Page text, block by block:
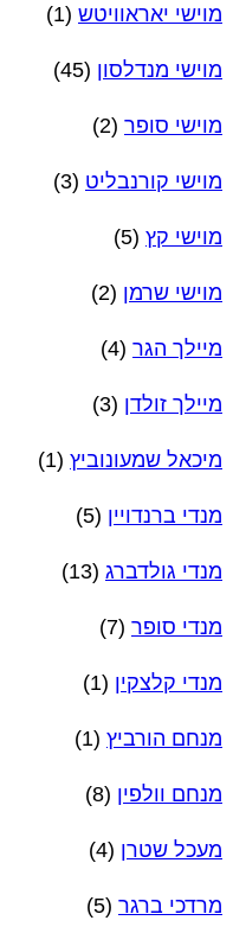
מוישי יאראוויטש (1)
מוישי מנדלסון (45)
מוישי סופר (2)
מוישי קורנבליט (3)
מוישי קץ (5)
מוישי שרמן (2)
מיילך הגר (4)
מיילך זולדן (3)
מיכאל שמעונוביץ (1)
מנדי ברנדויין (5)
מנדי גולדברג (13)
מנדי סופר (7)
מנדי קלצקין (1)
מנחם הורביץ (1)
מנחם וולפין (8)
מעכל שטרן (4)
מרדכי ברגר (5)